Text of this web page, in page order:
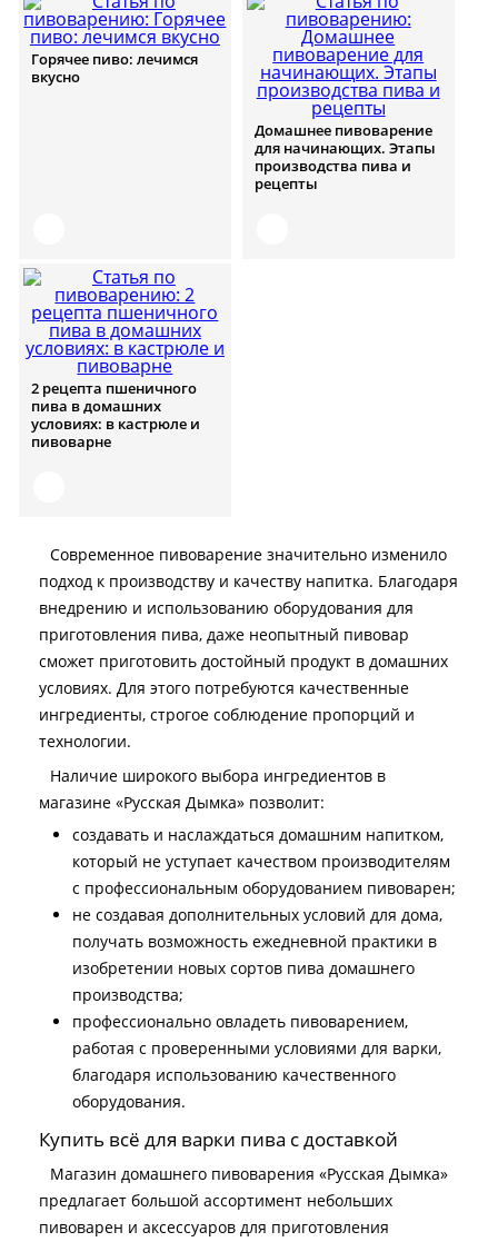
Горячее пиво: лечимся
вкусно
Домашнее пивоварение
для начинающих. Этапы
производства пива и
рецепты
2 рецепта пшеничного
пива в домашних
условиях: в кастрюле и
пивоварне
Современное пивоварение значительно изменило
подход к производству и качеству напитка. Благодаря
внедрению и использованию оборудования для
приготовления пива, даже неопытный пивовар
сможет приготовить достойный продукт в домашних
условиях. Для этого потребуются качественные
ингредиенты, строгое соблюдение пропорций и
технологии.
Наличие широкого выбора ингредиентов в
магазине «Русская Дымка» позволит:
создавать и наслаждаться домашним напитком,
который не уступает качеством производителям
с профессиональным оборудованием пивоварен;
не создавая дополнительных условий для дома,
получать возможность ежедневной практики в
изобретении новых сортов пива домашнего
производства;
профессионально овладеть пивоварением,
работая с проверенными условиями для варки,
благодаря использованию качественного
оборудования.
Купить всё для варки пива с доставкой
Магазин домашнего пивоварения «Русская Дымка»
предлагает большой ассортимент небольших
пивоварен и аксессуаров для приготовления